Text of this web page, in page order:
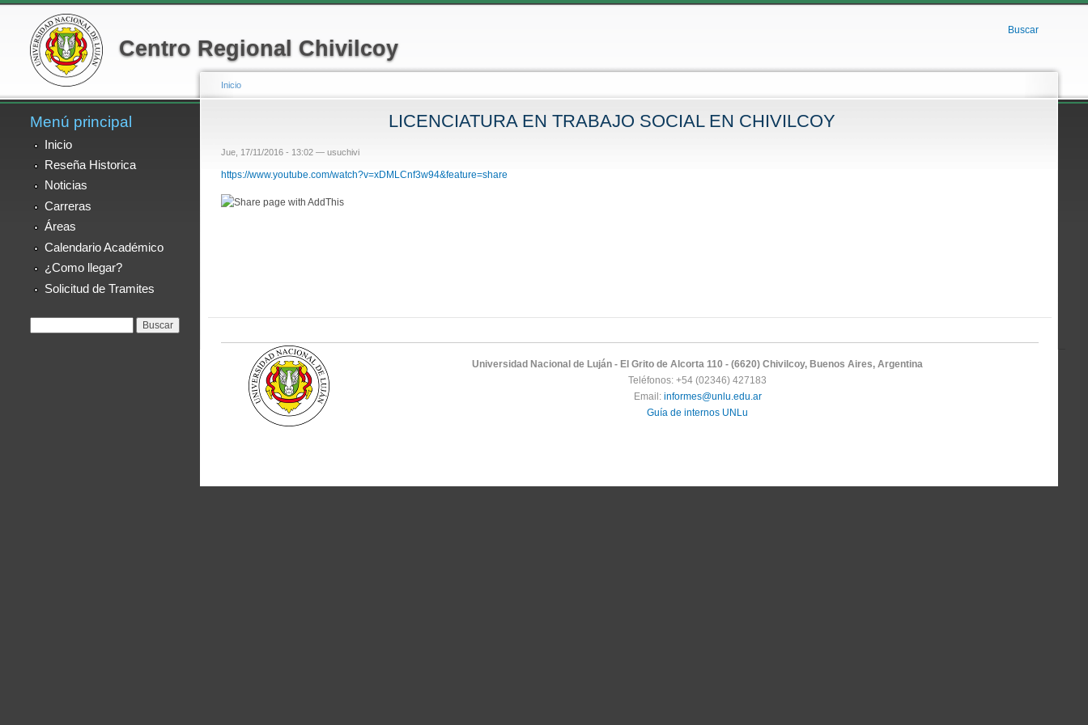
Centro Regional Chivilcoy
Menú secundario
Buscar
Menú principal
Inicio
Reseña Historica
Noticias
Carreras
Áreas
Calendario Académico
¿Como llegar?
Solicitud de Tramites
Se encuentra usted aquí
Inicio
LICENCIATURA EN TRABAJO SOCIAL EN CHIVILCOY
Jue, 17/11/2016 - 13:02 — usuchivi
https://www.youtube.com/watch?v=xDMLCnf3w94&feature=share
Universidad Nacional de Luján - El Grito de Alcorta 110 - (6620) Chivilcoy, Buenos Aires, Argentina
Teléfonos: +54 (02346) 427183
Email: informes@unlu.edu.ar
Guía de internos UNLu